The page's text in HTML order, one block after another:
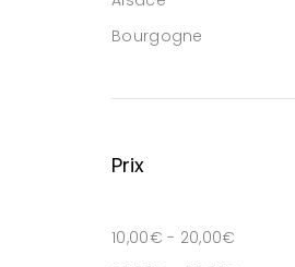
Bourgogne
Prix
10,00€ - 20,00€